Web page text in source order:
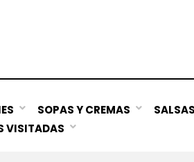
SOPAS Y CREMAS
VISITADAS